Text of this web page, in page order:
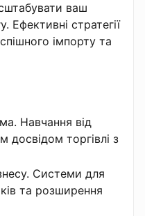
ваш
Ефективні стратегії
імпорту та
Навчання від
досвідом торгівлі з
Системи для
та розширення